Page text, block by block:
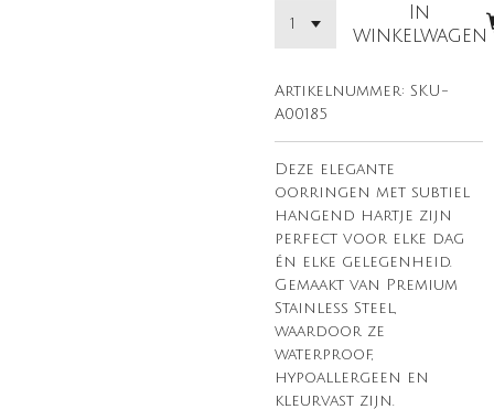
In
winkelwagen
Artikelnummer: SKU-
A00185
Deze elegante
oorringen met subtiel
hangend hartje zijn
perfect voor elke dag
én elke gelegenheid.
Gemaakt van Premium
Stainless Steel,
waardoor ze
waterproof,
hypoallergeen en
kleurvast zijn.